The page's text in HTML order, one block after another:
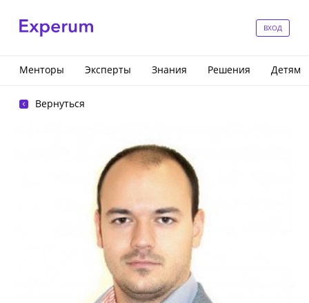
ВХОД
Менторы Эксперты Знания Решения Детям
Вернуться